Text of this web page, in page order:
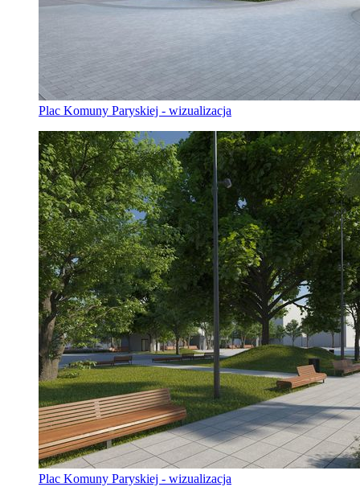
Plac Komuny Paryskiej - wizualizacja
Plac Komuny Paryskiej - wizualizacja